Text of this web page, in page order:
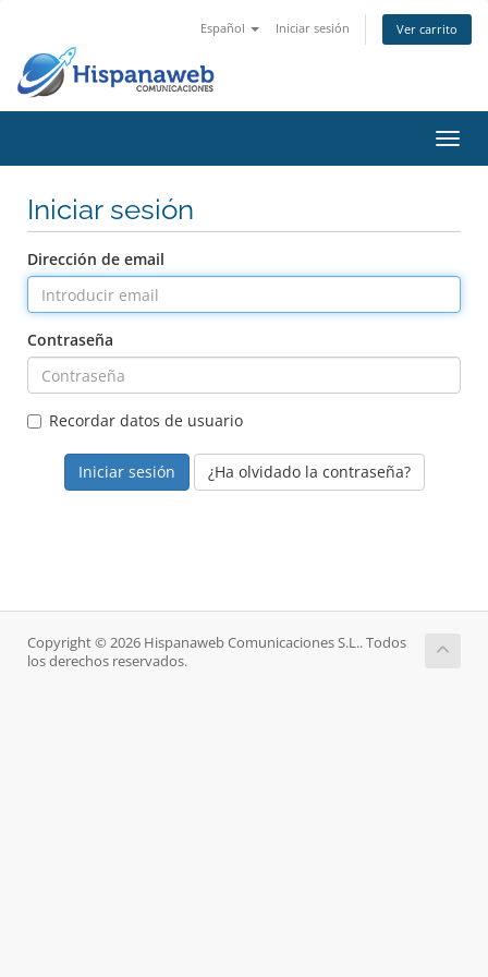
Español Iniciar sesión Ver carrito
Iniciar sesión
Dirección de email
Contraseña
Recordar datos de usuario
¿Ha olvidado la contraseña?
Copyright © 2026 Hispanaweb Comunicaciones S.L.. Todos
los derechos reservados.